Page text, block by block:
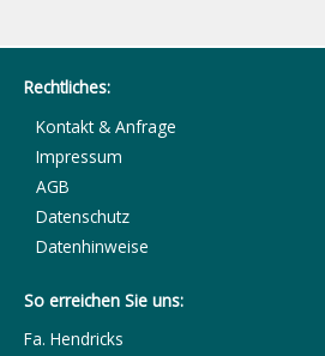
Rechtliches:
Kontakt & Anfrage
Impressum
AGB
Datenschutz
Datenhinweise
So erreichen Sie uns:
Fa. Hendricks